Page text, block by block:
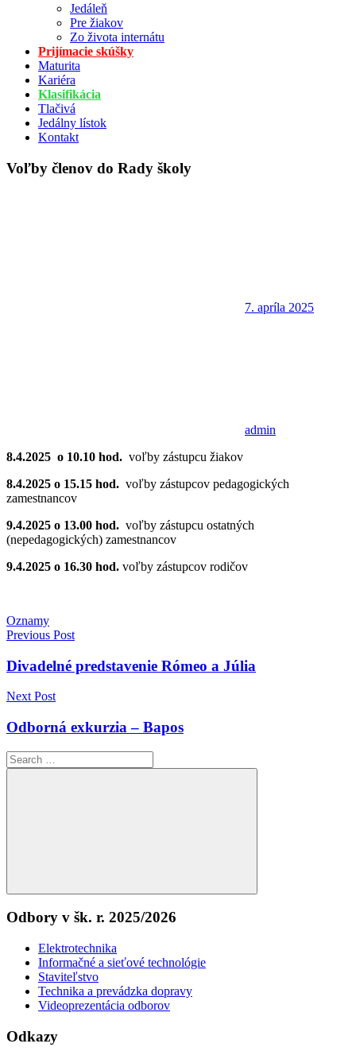
Jedáleň
Pre žiakov
Zo života internátu
Prijímacie skúšky
Maturita
Kariéra
Klasifikácia
Tlačivá
Jedálny lístok
Kontakt
Voľby členov do Rady školy
7. apríla 2025
admin
8.4.2025 o 10.10 hod. voľby zástupcu žiakov
8.4.2025 o 15.15 hod. voľby zástupcov pedagogických
zamestnancov
9.4.2025 o 13.00 hod. voľby zástupcu ostatných
(nepedagogických) zamestnancov
9.4.2025 o 16.30 hod. voľby zástupcov rodičov
Oznamy
Navigácia
v
Previous Post
Divadelné predstavenie Rómeo a Júlia
Next Post
Odborná exkurzia – Bapos
Search
for:
Search
Odbory v šk. r. 2025/2026
Elektrotechnika
Informačné a sieťové technológie
Staviteľstvo
Technika a prevádzka dopravy
Videoprezentácia odborov
Odkazy